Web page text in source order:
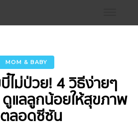
MOM & BABY
ไม่ป่วย! 4 วิธีง่ายๆ
ดูแลลูกน้อยให้สุขภาพ
ลอดซีซัน